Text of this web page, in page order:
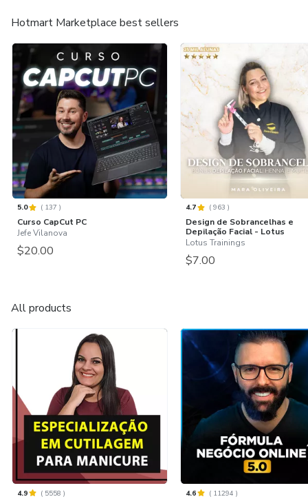
Hotmart Marketplace best sellers
5.0 ( 137 )
Curso CapCut PC
Jefe Vilanova
$20.00
4.7 (963 )
Design de Sobrancelhas e
Depilação Facial - Lotus
Lotus Trainings
$7.00
All products
4.9 ( 5558 ) 4.6 ( 11294 )